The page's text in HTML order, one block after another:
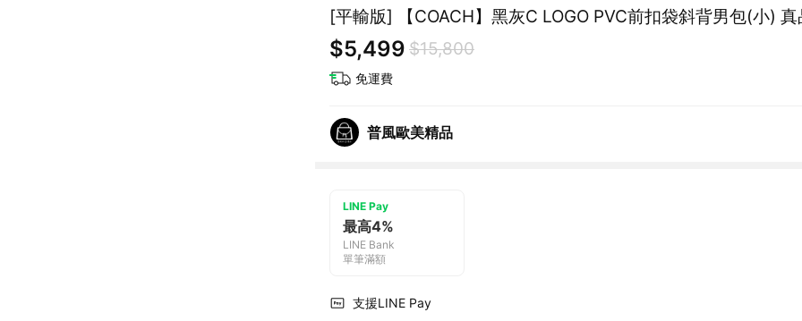
[平輸版] 【
$5,499 $15,800
免運費
普風歐美精品
LINE Pay
最高4%
LINE Bank
單筆滿額
支援LINE Pay